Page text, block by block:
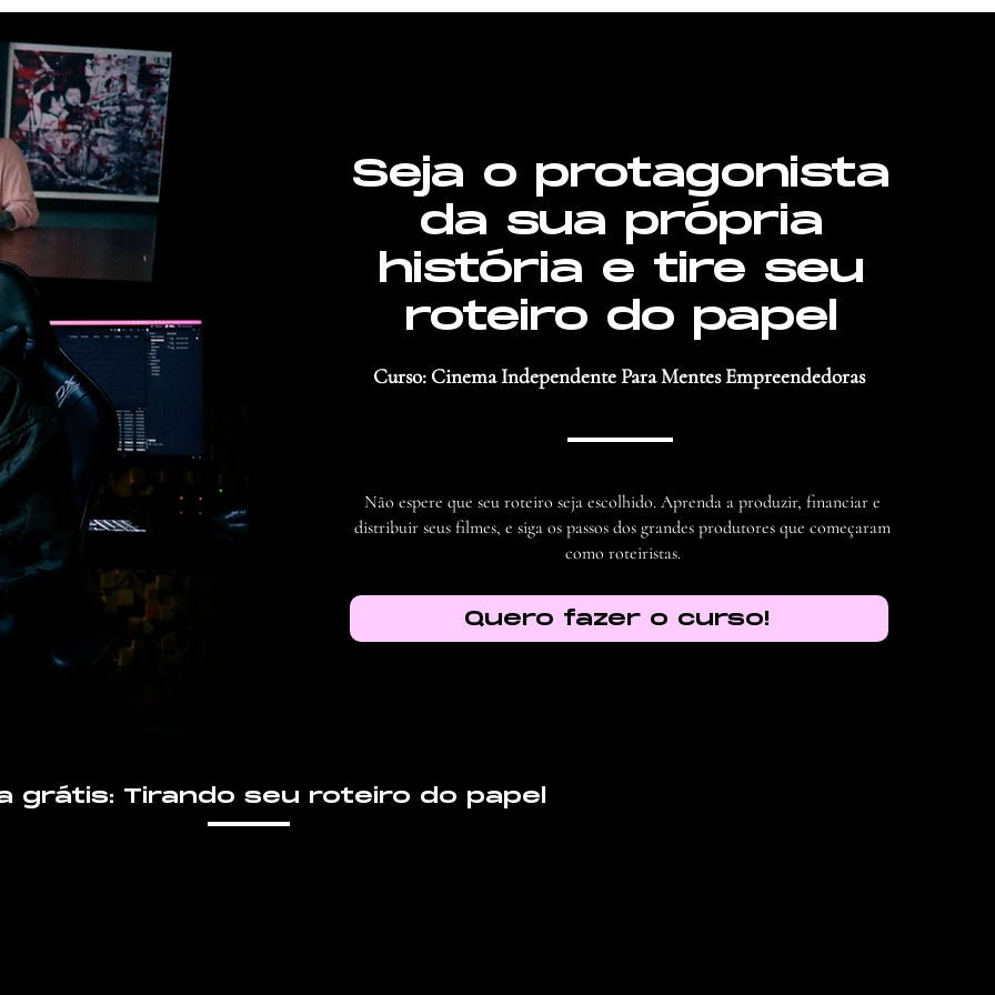
Seja o protagonista
da sua própria
história e tire seu
roteiro do papel
Curso: Cinema Independente Para Mentes Empreendedoras
Não espere que seu roteiro seja escolhido. Aprenda a produzir, financiar e
distribuir seus filmes, e siga os passos dos grandes produtores que começaram
como roteiristas.
Quero fazer o curso!
grátis: Tirando seu roteiro do papel